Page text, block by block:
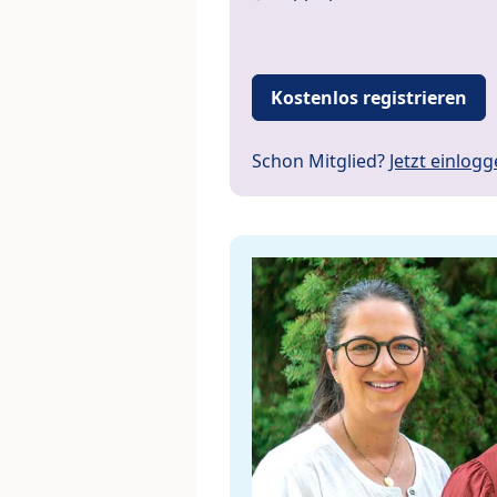
Kostenlos registrieren
Schon Mitglied? Jetzt